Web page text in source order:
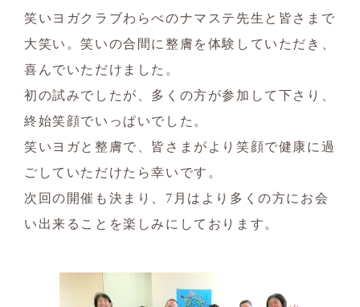
笑いヨガクラブわらべのナマステ先生と皆さまで
大笑い。笑いの合間に整膚を体験していただき、
喜んでいただけました。
初の試みでしたが、多くの方が参加して下さり、
終始笑顔でいっぱいでした。
笑いヨガと整膚で、皆さまがより笑顔で健康に過
ごしていただけたら幸いです。
次回の開催も決まり、7月はより多くの方にお会
い出来ることを楽しみにしております。